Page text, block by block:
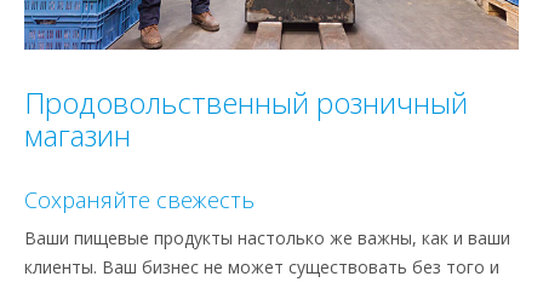
Продовольственный розничный
магазин
Сохраняйте свежесть
Ваши пищевые продукты настолько же важны, как и ваши
клиенты. Ваш бизнес не может существовать без того и